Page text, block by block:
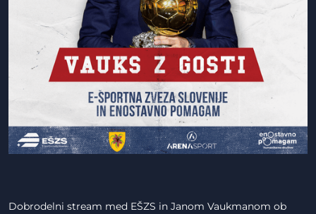
Dobrodelni stream med EŠZS in Janom Vaukmanom ob